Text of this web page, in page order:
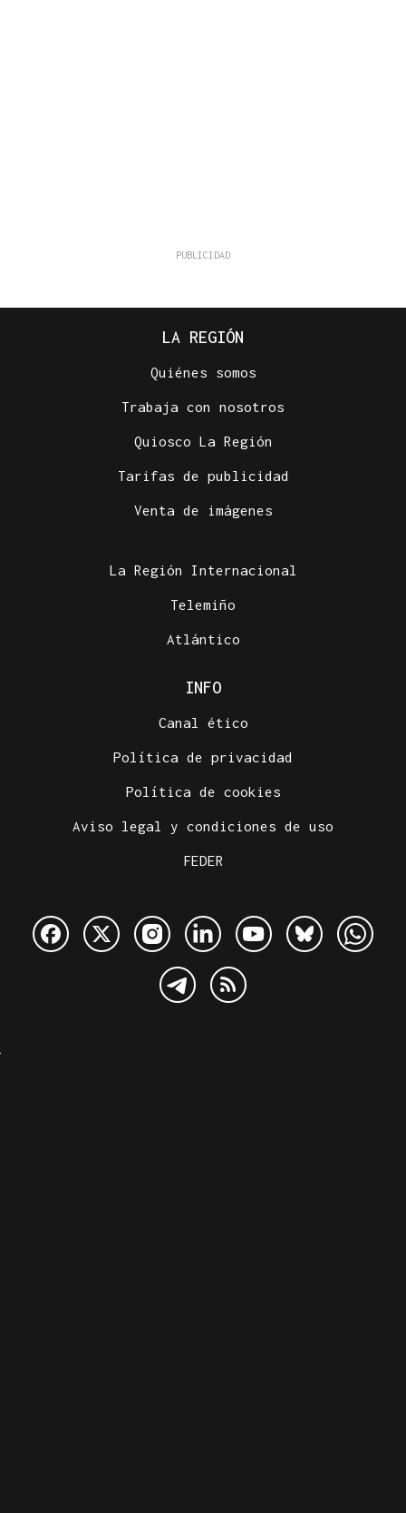
LA REGIÓN
Quiénes somos
Trabaja con nosotros
Quiosco La Región
Tarifas de publicidad
Venta de imágenes
La Región Internacional
Telemiño
Atlántico
INFO
Canal ético
Política de privacidad
Política de cookies
Aviso legal y condiciones de uso
FEDER